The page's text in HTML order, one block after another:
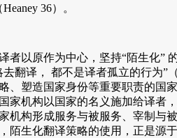
36）。
原作为中心，坚持“陌生化”
翻译， 都不是译者孤立的行为
、塑造国家身份等重要职责的
家机构以国家的名义施加给译
机构形成服务与被服务、宰制
陌生化翻译策略的使用，正是